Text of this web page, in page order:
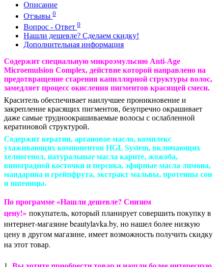
Описание
Отзывы 0
Вопрос - Ответ 0
Нашли дешевле? Сделаем скидку!
Дополнительная информация
Cодержит специальную микроэмульсию Anti-Age
Microemulsion Complex, действие которой направлено на
предотвращение старения капиллярной структуры волос,
замедляет процесс окисления пигментов красящей смеси.
Краситель обеспечивает наилучшее проникновение и
закрепление красящих пигментов, безупречно окрашивает
даже самые трудноокрашиваемые волосы с ослабленной
кератиновой структурой.
Содержит кератин, аргановое масло, комплекс
ухаживающих компонентов HGL System, включающих
хелиогенол, натуральные масла карите, жожоба,
виноградной косточки и персика, эфирные масла лимона,
мандарина и грейпфрута, экстракт мальвы, протеины сои
и пшеницы.
По программе «Нашли дешевле? Снизим
цену!» покупатель, который планирует совершить покупку в
интернет-магазине beautylavka.by, но нашел более низкую
цену в другом магазине, имеет возможность получить скидку
на этот товар.